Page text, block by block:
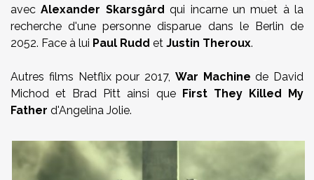
avecAlexander Skarsgårdqui incarne un muet à la
recherche d'une personne disparue dans le Berlin de
2052. Face à lui Paul Rudd et Justin Theroux.
Autres films Netflix pour 2017, War Machine de David
Michod et Brad Pitt ainsi que First They Killed My
Father d'Angelina Jolie.